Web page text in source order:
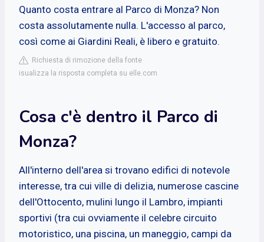
Quanto costa entrare al Parco di Monza? Non
costa assolutamente nulla. L'accesso al parco,
così come ai Giardini Reali, è libero e gratuito.
Richiesta di rimozione della fonte
isualizza la risposta completa su elle.com
Cosa c'è dentro il Parco di
Monza?
All'interno dell'area si trovano edifici di notevole
interesse, tra cui ville di delizia, numerose cascine
dell'Ottocento, mulini lungo il Lambro, impianti
sportivi (tra cui ovviamente il celebre circuito
motoristico, una piscina, un maneggio, campi da